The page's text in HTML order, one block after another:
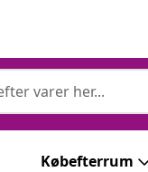
Købefterrum